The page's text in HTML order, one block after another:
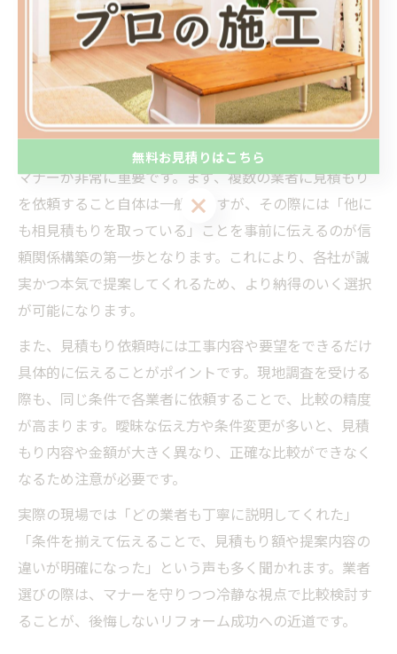
効率的な比較に役立つ見積もりマナ
ー
相見積もり時の業者選びマナーを解説
リフォームの相見積もりを依頼する際には、業者選びの
マナーが非常に重要です。まず、複数の業者に見積もり
を依頼すること自体は一般的ですが、その際には「他に
も相見積もりを取っている」ことを事前に伝えるのが信
頼関係構築の第一歩となります。これにより、各社が誠
実かつ本気で提案してくれるため、より納得のいく選択
が可能になります。
また、見積もり依頼時には工事内容や要望をできるだけ
具体的に伝えることがポイントです。現地調査を受ける
際も、同じ条件で各業者に依頼することで、比較の精度
が高まります。曖昧な伝え方や条件変更が多いと、見積
もり内容や金額が大きく異なり、正確な比較ができなく
なるため注意が必要です。
実際の現場では「どの業者も丁寧に説明してくれた」
「条件を揃えて伝えることで、見積もり額や提案内容の
違いが明確になった」という声も多く聞かれます。業者
選びの際は、マナーを守りつつ冷静な視点で比較検討す
ることが、後悔しないリフォーム成功への近道です。
無料お見積りはこちら
無料お見積りはこちら